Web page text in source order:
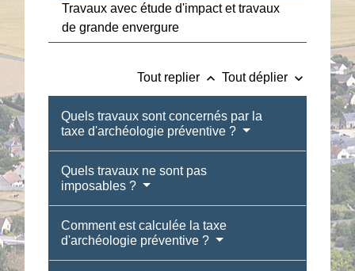
Travaux avec étude d'impact et travaux
de grande envergure
Tout replier keyboard_arrow_up Tout déplier keyboard_arrow_down
Quels travaux sont concernés par la
taxe d'archéologie préventive ?
Quels travaux ne sont pas
imposables ?
Comment est calculée la taxe
d'archéologie préventive ?